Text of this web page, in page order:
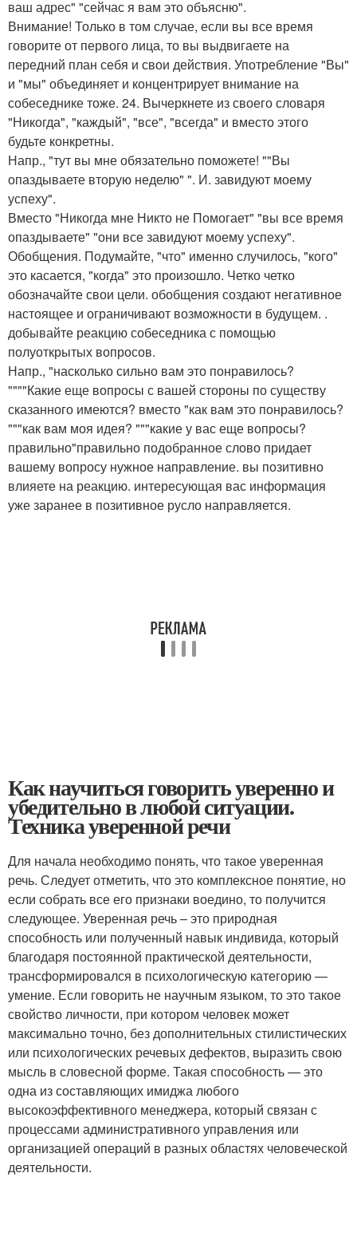
ваш адрес" "сейчас я вам это объясню".
Внимание! Только в том случае, если вы все время
говорите от первого лица, то вы выдвигаете на
передний план себя и свои действия. Употребление "Вы"
и "мы" объединяет и концентрирует внимание на
собеседнике тоже. 24. Вычеркнете из своего словаря
"Никогда", "каждый", "все", "всегда" и вместо этого
будьте конкретны.
Напр., "тут вы мне обязательно поможете! ""Вы
опаздываете вторую неделю" ". И. завидуют моему
успеху".
Вместо "Никогда мне Никто не Помогает" "вы все время
опаздываете" "они все завидуют моему успеху".
Обобщения. Подумайте, "что" именно случилось, "кого"
это касается, "когда" это произошло. Четко четко
обозначайте свои цели. обобщения создают негативное
настоящее и ограничивают возможности в будущем. .
добывайте реакцию собеседника с помощью
полуоткрытых вопросов.
Напр., "насколько сильно вам это понравилось?
""""Какие еще вопросы с вашей стороны по существу
сказанного имеются? вместо "как вам это понравилось?
"""как вам моя идея? """какие у вас еще вопросы?
правильно"правильно подобранное слово придает
вашему вопросу нужное направление. вы позитивно
влияете на реакцию. интересующая вас информация
уже заранее в позитивное русло направляется.
Как научиться говорить уверенно и
убедительно в любой ситуации.
Техника уверенной речи
Для начала необходимо понять, что такое уверенная
речь. Следует отметить, что это комплексное понятие, но
если собрать все его признаки воедино, то получится
следующее. Уверенная речь – это природная
способность или полученный навык индивида, который
благодаря постоянной практической деятельности,
трансформировался в психологическую категорию —
умение. Если говорить не научным языком, то это такое
свойство личности, при котором человек может
максимально точно, без дополнительных стилистических
или психологических речевых дефектов, выразить свою
мысль в словесной форме. Такая способность — это
одна из составляющих имиджа любого
высокоэффективного менеджера, который связан с
процессами административного управления или
организацией операций в разных областях человеческой
деятельности.